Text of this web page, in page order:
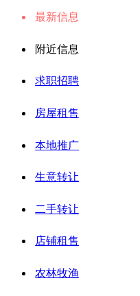
最新信息
附近信息
求职招聘
房屋租售
本地推广
生意转让
二手转让
店铺租售
农林牧渔